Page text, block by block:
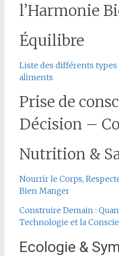
l’Harmonie
Équilibre
Liste des différents
aliments
Prise de
Décision –
Nutrition &
Nourrir le Corps,
Bien Manger
Construire Demain :
Technologie et la
Ecologie &